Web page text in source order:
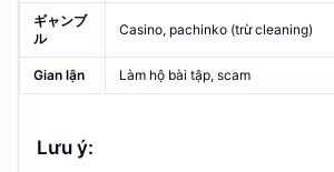
ギャンブ
ル
Casino, pachinko (trừ cleaning)
Gian lận Làm hộ bài tập, scam
Lưu ý: